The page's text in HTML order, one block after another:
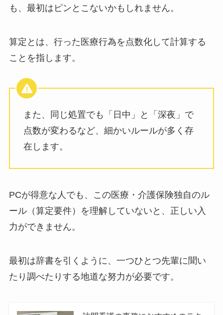
も、最初はピンとこないかもしれません。
算定とは、行った医療行為を点数化して計算する
ことを指します。
また、同じ処置でも「日中」と「深夜」で
点数が変わるなど、細かいルールが多く存
在します。
PCが得意な人でも、この医療・介護保険独自のル
ール（算定要件）を理解していないと、正しい入
力ができません。
最初は辞書を引くように、一つひとつ先輩に聞い
たり調べたりする地道な努力が必要です。